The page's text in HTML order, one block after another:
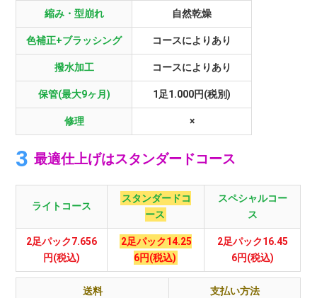
縮み・型崩れ 自然乾燥
色補正+ブラッシング コースによりあり
撥水加工 コースによりあり
保管(最大9ヶ月) 1足1.000円(税別)
修理 ×
最適仕上げはスタンダードコース
ライトコース
スタンダードコ
ース
スペシャルコー
ス
2足パック7.656
円(税込)
2足パック14.25
6円(税込)
2足パック16.45
6円(税込)
送料 支払い方法